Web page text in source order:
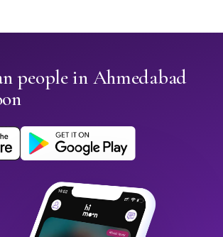
people in Ahmedabad